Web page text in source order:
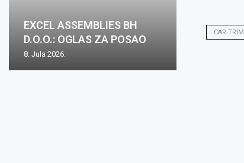
CAR TRIM
EXCEL ASSEMBLIES BH
D.O.O.: OGLAS ZA POSAO
8. Jula 2026.